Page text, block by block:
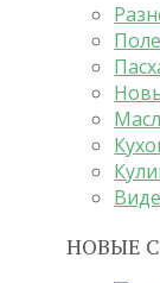
НОВЫЕ